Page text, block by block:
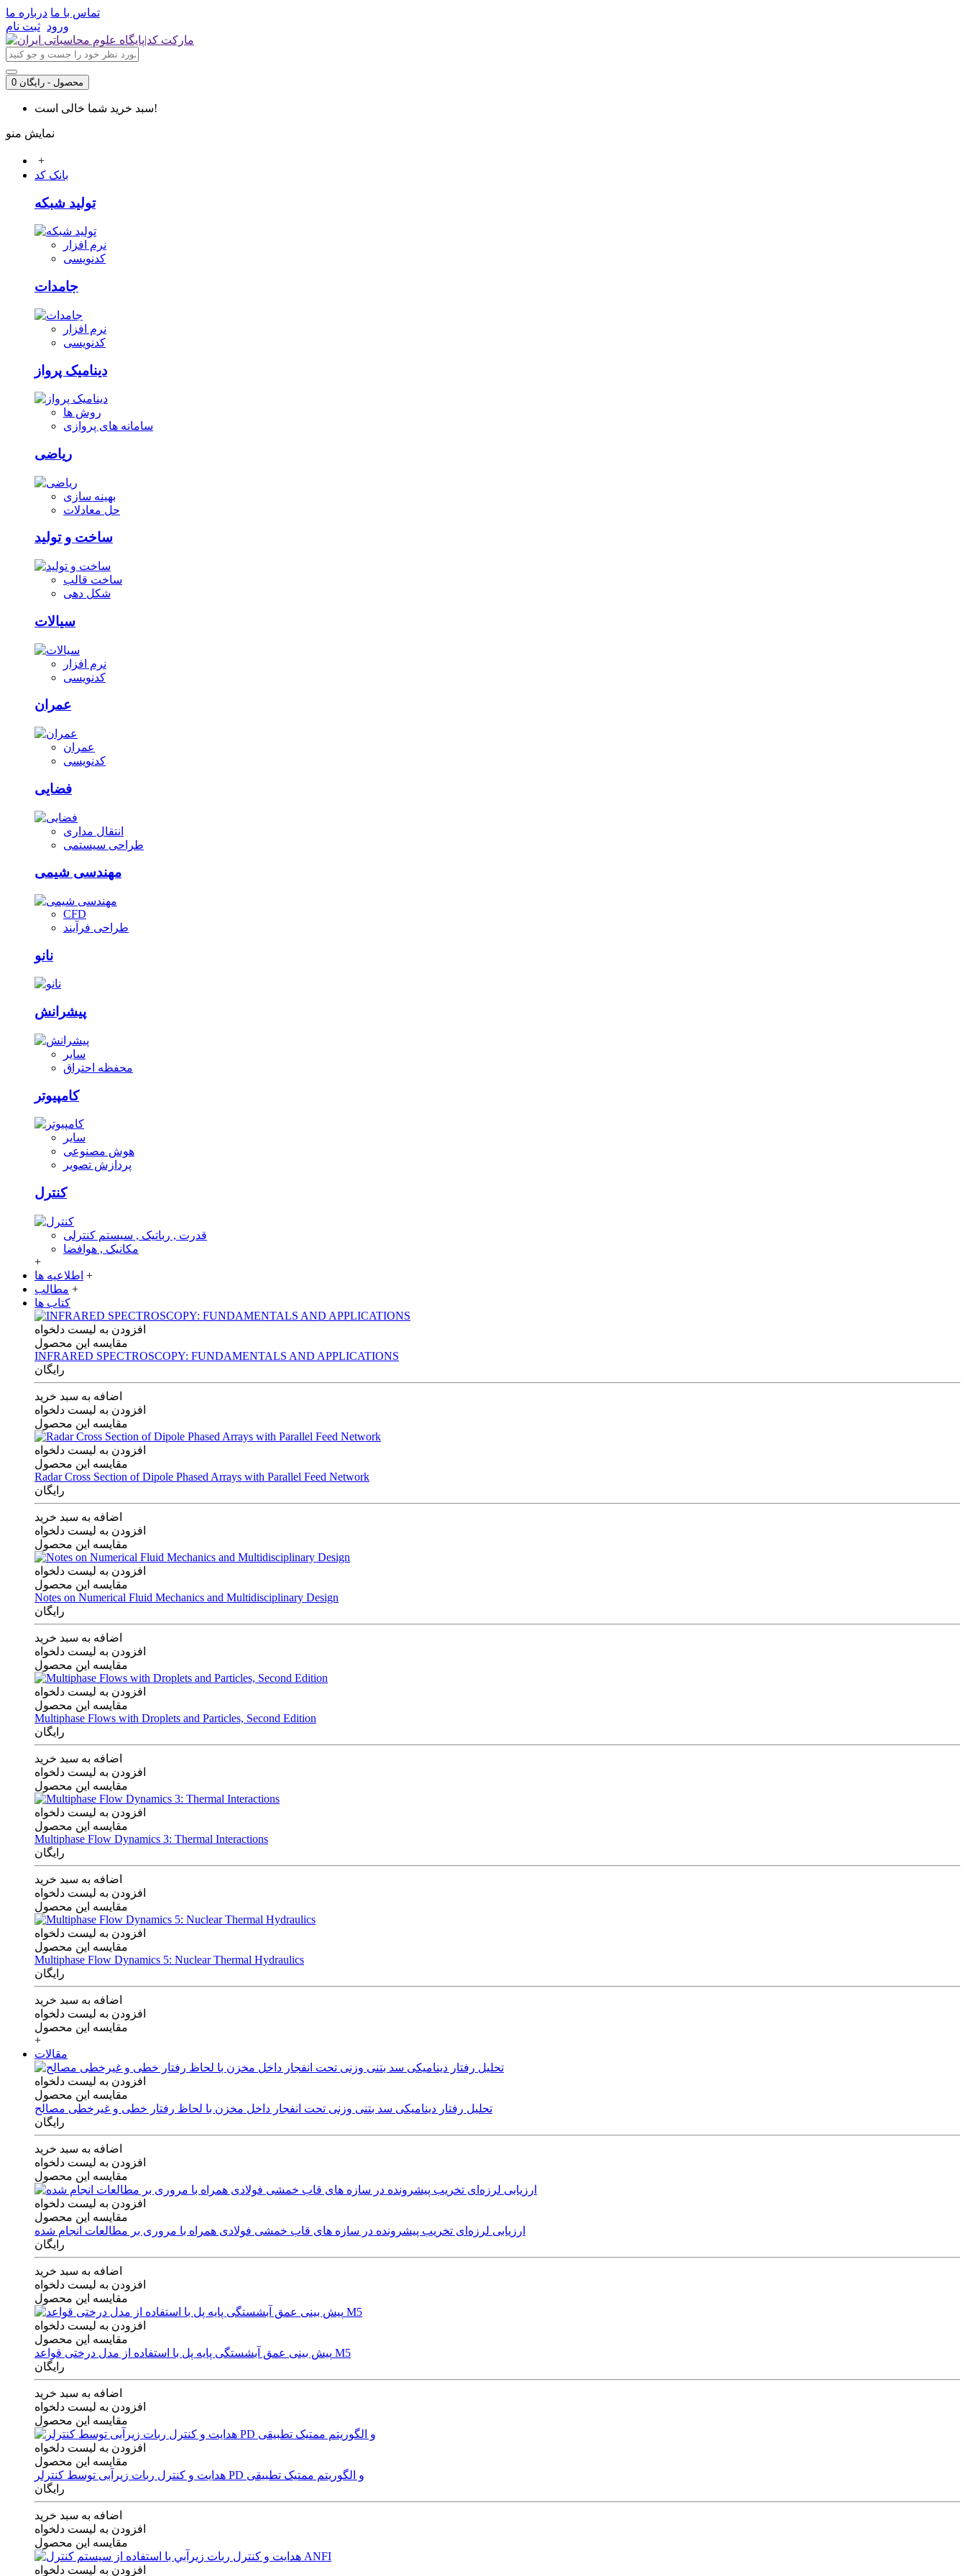
تماس با ما درباره ما
ورود ثبت نام
0 محصول - رایگان
سبد خرید شما خالی است!
نمایش منو
+
بانک کد
تولید شبکه
نرم افزار
کدنویسی
جامدات
نرم افزار
کدنویسی
دینامیک پرواز
روش ها
سامانه های پروازی
ریاضی
بهینه سازی
حل معادلات
ساخت و تولید
ساخت قالب
شکل دهی
سیالات
نرم افزار
کدنویسی
عمران
عمران
کدنویسی
فضایی
انتقال مداری
طراحی سیستمی
مهندسی شیمی
CFD
طراحی فرآیند
نانو
پیشرانش
سایر
محفظه احتراق
کامپیوتر
سایر
هوش مصنوعی
پردازش تصویر
کنترل
قدرت , رباتیک , سیستم کنترلی
مکانیک , هوافضا
+
اطلاعیه ها +
مطالب +
کتاب ها
افزودن به لیست دلخواه
مقایسه این محصول
INFRARED SPECTROSCOPY: FUNDAMENTALS AND APPLICATIONS
رایگان
اضافه به سبد خرید
افزودن به لیست دلخواه
مقایسه این محصول
افزودن به لیست دلخواه
مقایسه این محصول
Radar Cross Section of Dipole Phased Arrays with Parallel Feed Network
رایگان
اضافه به سبد خرید
افزودن به لیست دلخواه
مقایسه این محصول
افزودن به لیست دلخواه
مقایسه این محصول
Notes on Numerical Fluid Mechanics and Multidisciplinary Design
رایگان
اضافه به سبد خرید
افزودن به لیست دلخواه
مقایسه این محصول
افزودن به لیست دلخواه
مقایسه این محصول
Multiphase Flows with Droplets and Particles, Second Edition
رایگان
اضافه به سبد خرید
افزودن به لیست دلخواه
مقایسه این محصول
افزودن به لیست دلخواه
مقایسه این محصول
Multiphase Flow Dynamics 3: Thermal Interactions
رایگان
اضافه به سبد خرید
افزودن به لیست دلخواه
مقایسه این محصول
افزودن به لیست دلخواه
مقایسه این محصول
Multiphase Flow Dynamics 5: Nuclear Thermal Hydraulics
رایگان
اضافه به سبد خرید
افزودن به لیست دلخواه
مقایسه این محصول
+
مقالات
افزودن به لیست دلخواه
مقایسه این محصول
تحلیل رفتار دینامیکی سد بتنی وزنی تحت انفجار داخل مخزن با لحاظ رفتار خطی و غیرخطی مصالح
رایگان
اضافه به سبد خرید
افزودن به لیست دلخواه
مقایسه این محصول
افزودن به لیست دلخواه
مقایسه این محصول
ارزیابی لرزه‌ای تخریب پیشرونده در سازه های قاب خمشی فولادی همراه با مروری بر مطالعات انجام شده
رایگان
اضافه به سبد خرید
افزودن به لیست دلخواه
مقایسه این محصول
افزودن به لیست دلخواه
مقایسه این محصول
پیش بینی عمق آبشستگی پایه پل با استفاده از مدل درختی قواعد M5
رایگان
اضافه به سبد خرید
افزودن به لیست دلخواه
مقایسه این محصول
افزودن به لیست دلخواه
مقایسه این محصول
هدایت و کنترل ربات زیرآبی توسط کنترلر PD و الگوریتم ممتیک تطبیقی
رایگان
اضافه به سبد خرید
افزودن به لیست دلخواه
مقایسه این محصول
افزودن به لیست دلخواه